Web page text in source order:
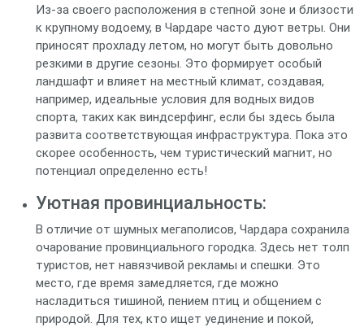
Из-за своего расположения в степной зоне и близости
к крупному водоему, в Чардаре часто дуют ветры. Они
приносят прохладу летом, но могут быть довольно
резкими в другие сезоны. Это формирует особый
ландшафт и влияет на местный климат, создавая,
например, идеальные условия для водных видов
спорта, таких как виндсерфинг, если бы здесь была
развита соответствующая инфраструктура. Пока это
скорее особенность, чем туристический магнит, но
потенциал определенно есть!
Уютная провинциальность:
В отличие от шумных мегаполисов, Чардара сохранила
очарование провинциального городка. Здесь нет толп
туристов, нет навязчивой рекламы и спешки. Это
место, где время замедляется, где можно
насладиться тишиной, пением птиц и общением с
природой. Для тех, кто ищет уединение и покой,